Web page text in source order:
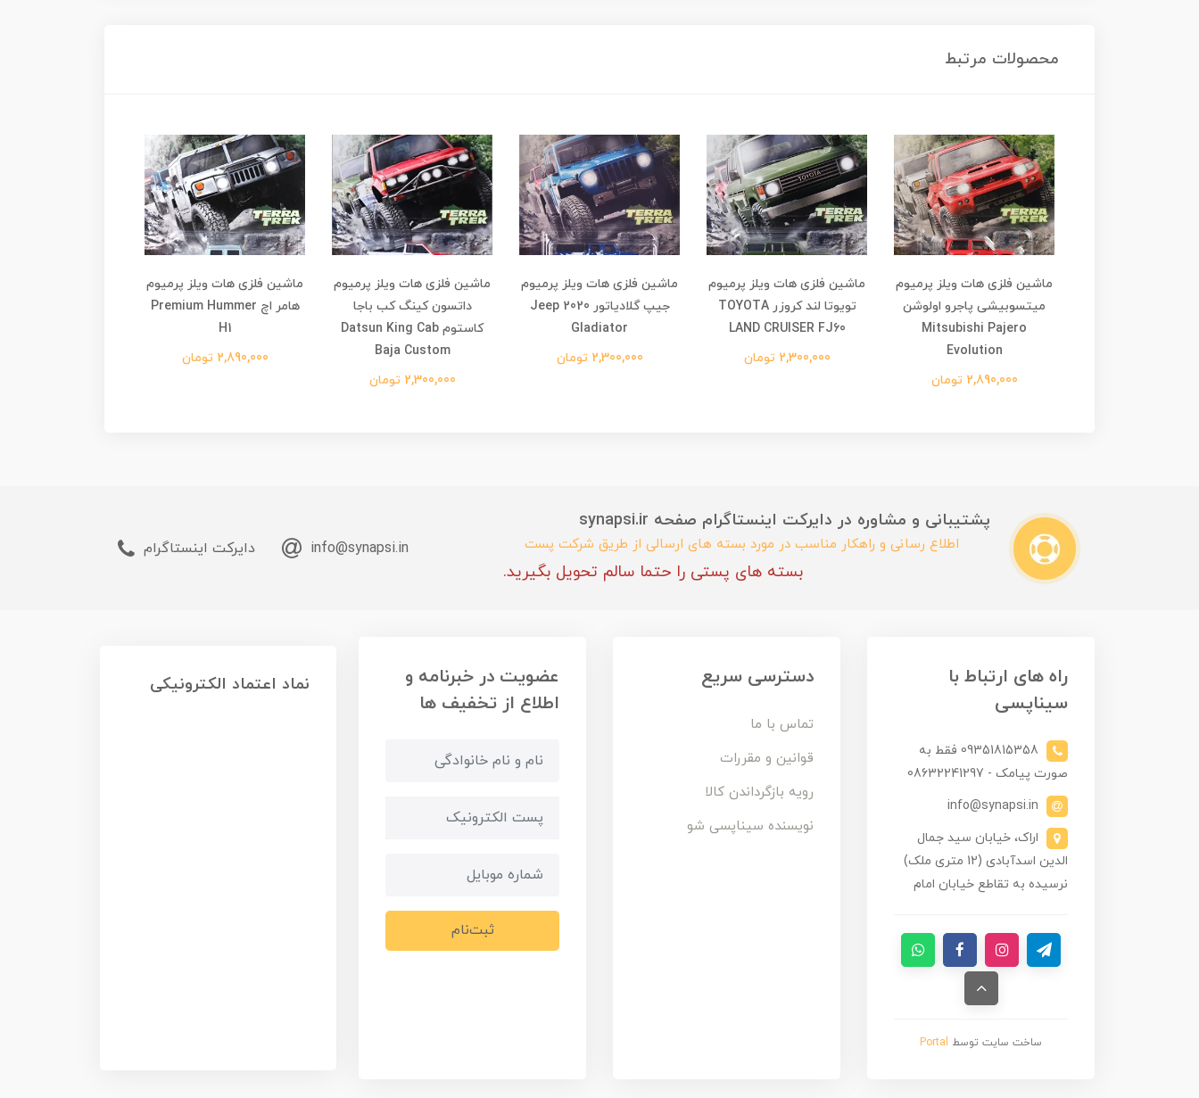
محصولات مرتبط
ماشین فلزی هات ویلز پرمیوم
میتسوبیشی پاجرو اولوشن
Mitsubishi Pajero
Evolution
2,890,000 تومان
ماشین فلزی هات ویلز پرمیوم
تویوتا لند کروزر TOYOTA
LAND CRUISER FJ60
2,300,000 تومان
ماشین فلزی هات ویلز پرمیوم
جیپ گلادیاتور 2020 Jeep
Gladiator
2,300,000 تومان
ماشین فلزی هات ویلز پرمیوم
داتسون کینگ کب باجا
کاستوم Datsun King Cab
Baja Custom
2,300,000 تومان
ماشین فلزی هات ویلز پرمیوم
هامر اچ Premium Hummer
H1
2,890,000 تومان
پشتیبانی و مشاوره در دایرکت اینستاگرام صفحه synapsi.ir
اطلاع رسانی و راهکار مناسب در مورد بسته های ارسالی از طریق شرکت پست
بسته های پستی را حتما سالم تحویل بگیرید.
info@synapsi.in دایرکت اینستاگرام
راه های ارتباط با
سیناپسی
09351815358 فقط به
صورت پیامک - 08632241297
info@synapsi.in
اراک، خیابان سید جمال
الدین اسدآبادی (12 متری ملک)
نرسیده به تقاطع خیابان امام
ساخت سایت توسط Portal
دسترسی سریع
تماس با ما
قوانین و مقررات
رویه بازگرداندن کالا
نویسنده سیناپسی شو
عضویت در خبرنامه و
اطلاع از تخفیف ها
ثبت‌نام
نماد اعتماد الکترونیکی